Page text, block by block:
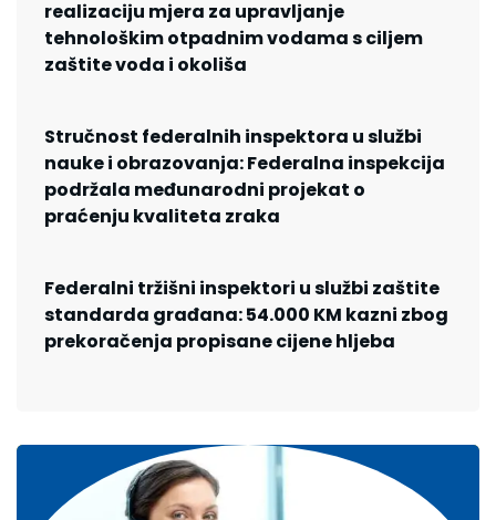
realizaciju mjera za upravljanje
tehnološkim otpadnim vodama s ciljem
zaštite voda i okoliša
Stručnost federalnih inspektora u službi
nauke i obrazovanja: Federalna inspekcija
podržala međunarodni projekat o
praćenju kvaliteta zraka
Federalni tržišni inspektori u službi zaštite
standarda građana: 54.000 KM kazni zbog
prekoračenja propisane cijene hljeba